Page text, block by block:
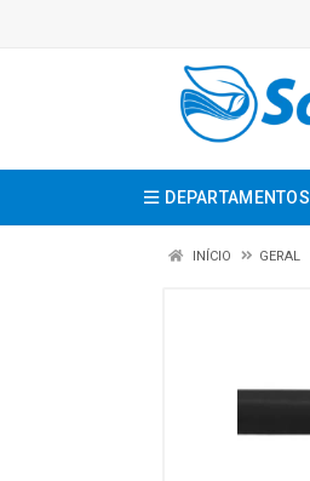
DEPARTAMENTOS
INÍCIO GERAL